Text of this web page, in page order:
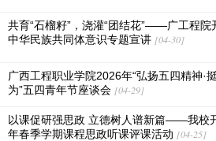
共育“石榴籽”，浇灌“团结花”——广工程院
中华民族共同体意识专题宣讲 [04-30]
广西工程职业学院2026年“弘扬五四精神·
为”五四青年节座谈会 [04-29]
以课促研强思政 立德树人谱新篇——我校
年春季学期课程思政听课评课活动 [04-25]